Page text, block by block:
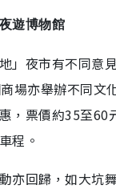
遊博物館
」夜市有不同意
場亦舉辦不同文
，票價約35至
程。
亦回歸，如大坑